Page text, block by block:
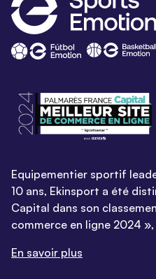
Equipementier sportif
10 ans, Ekinsport a été
Capital dans son
commerce en ligne 2024
En savoir plus